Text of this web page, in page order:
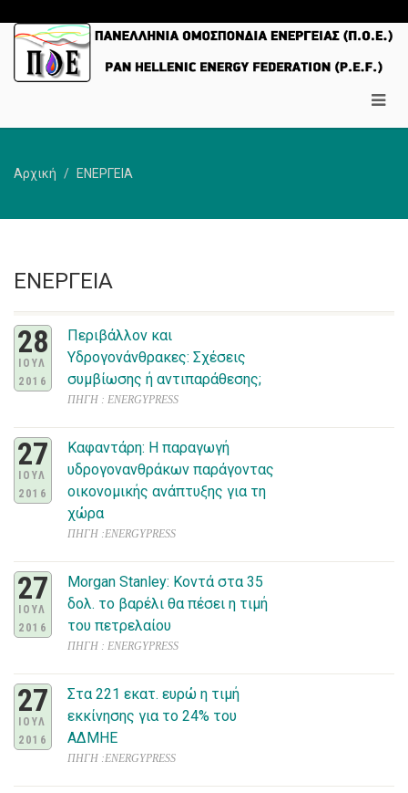
Αρχική ΕΝΕΡΓΕΙΑ
ΕΝΕΡΓΕΙΑ
28
ΙΟΥΛ
2016
Περιβάλλον και
Υδρογονάνθρακες: Σχέσεις
συμβίωσης ή αντιπαράθεσης;
ΠΗΓΗ : ENERGYPRESS
27
ΙΟΥΛ
2016
Καφαντάρη: Η παραγωγή
υδρογονανθράκων παράγοντας
οικονομικής ανάπτυξης για τη
χώρα
ΠΗΓΗ :ENERGYPRESS
27
ΙΟΥΛ
2016
Morgan Stanley: Κοντά στα 35
δολ. το βαρέλι θα πέσει η τιμή
του πετρελαίου
ΠΗΓΗ : ENERGYPRESS
27
ΙΟΥΛ
2016
Στα 221 εκατ. ευρώ η τιμή
εκκίνησης για το 24% του
ΑΔΜΗΕ
ΠΗΓΗ :ENERGYPRESS